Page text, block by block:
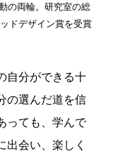
の両輪。研究室の総
ドデザイン賞を受賞
自分ができる十
の選んだ道を信
っても、学んで
出会い、楽しく